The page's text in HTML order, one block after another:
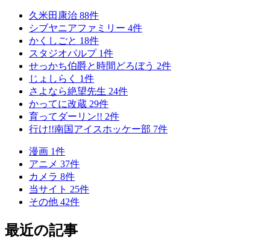
久米田康治 88件
シブヤニアファミリー 4件
かくしごと 18件
スタジオパルプ 1件
せっかち伯爵と時間どろぼう 2件
じょしらく 1件
さよなら絶望先生 24件
かってに改蔵 29件
育ってダーリン!! 2件
行け!!南国アイスホッケー部 7件
漫画 1件
アニメ 37件
カメラ 8件
当サイト 25件
その他 42件
最近の記事